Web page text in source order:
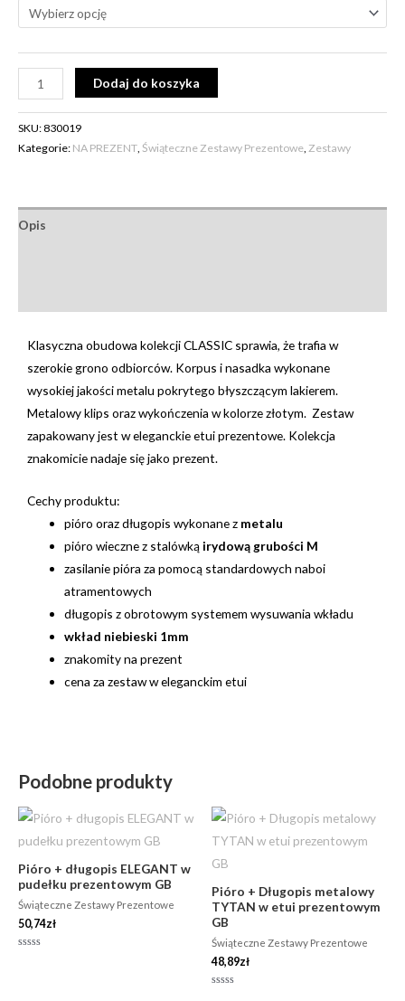
Dodaj do koszyka
SKU:830019
Kategorie: NA PREZENT Świąteczne Zestawy Prezentowe Zestawy
Opis
Klasyczna obudowa kolekcji CLASSIC sprawia, że trafia w
szerokie grono odbiorców. Korpus i nasadka wykonane
wysokiej jakości metalu pokrytego błyszczącym lakierem.
Metalowy klips oraz wykończenia w kolorze złotym. Zestaw
zapakowany jest w eleganckie etui prezentowe. Kolekcja
znakomicie nadaje się jako prezent.
Cechy produktu:
pióro oraz długopis wykonane z metalu
pióro wieczne z stalówką irydową grubości M
zasilanie pióra za pomocą standardowych naboi
atramentowych
długopis z obrotowym systemem wysuwania wkładu
wkład niebieski 1mm
znakomity na prezent
cena za zestaw w eleganckim etui
Podobne produkty
Pióro + długopis ELEGANT w
pudełku prezentowym GB
Świąteczne Zestawy Prezentowe
50,74zł
Pióro + Długopis metalowy
TYTAN w etui prezentowym
GB
Świąteczne Zestawy Prezentowe
48,89zł